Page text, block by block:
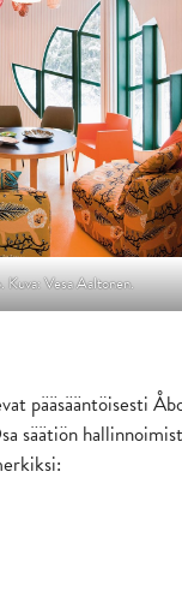
Kuva: Vesa Aaltonen.
pääsääntöisesti
säätiön